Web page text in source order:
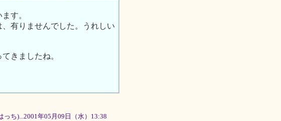
す。
有りませんでした。うれしい
きましたね。
っち)...2001年05月09日（水）13:38